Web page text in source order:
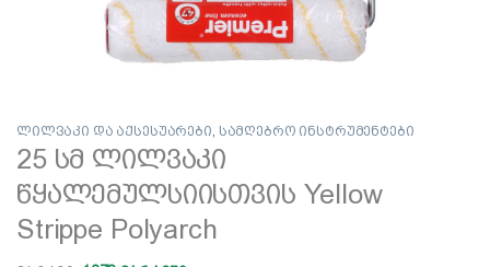
ლილვაკი და აქსესუარები, სამღებრო ინსტრუმენტები
25 სმ ლილვაკი
წყალემულსიისთვის Yellow
Strippe Polyarch